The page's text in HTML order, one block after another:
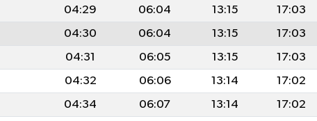
04:29 06:04 13:15 17:03
04:30 06:04 13:15 17:03
04:31 06:05 13:15 17:03
04:32 06:06 13:14 17:02
04:34 06:07 13:14 17:02